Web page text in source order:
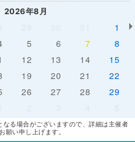
2026年8月
1
5 6 7
8
12 13 14
15
19 20 21
22
26 27 28
29
5
る場合がございますので、詳細は主催者
願い申し上げます。